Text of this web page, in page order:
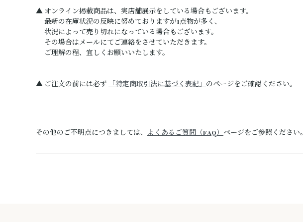
▲ オンライン掲載商品は、実店舗展示をしている場合もございます。
最新の在庫状況の反映に努めておりますが1点物が多く、
状況によって売り切れになっている場合もございます。
その場合はメールにてご連絡をさせていただきます。
ご理解の程、宜しくお願いいたします。
▲ ご注文の前には必ず 「特定商取引法に基づく表記」のページをご確認ください。
その他のご不明点につきましては、 よくあるご質問（FAQ）ページをご参照ください。